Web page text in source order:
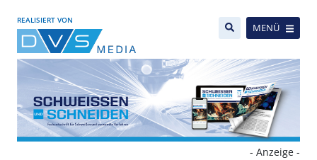
REALISIERT VON
MENÜ
- Anzeige -